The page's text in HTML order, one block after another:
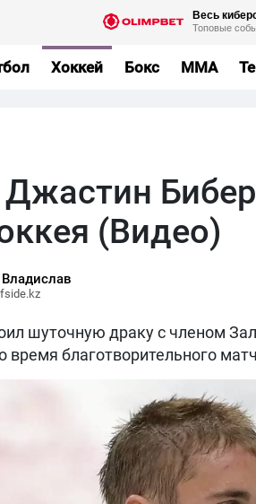
Хоккей Бокс MMA
(Видео)
шуточную драку с членом
благотворительного